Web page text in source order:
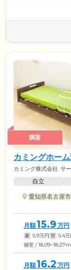
満室
カミングホー
カミング株式会社 サ
自立
愛知県名古屋
月額15.9 万円
家 5.9万円 管 5.4万
個室 / 18.09~18.27m
月額16.2 万円